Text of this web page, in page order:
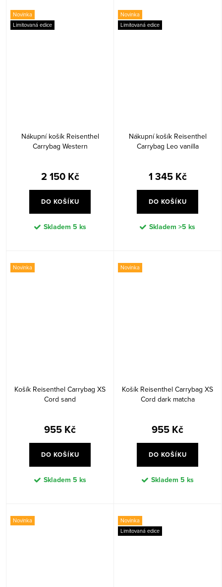
Novinka
Limitovaná edice
Nákupní košík Reisenthel
Carrybag Western
2 150 Kč
DO KOŠÍKU
Skladem 5 ks
Novinka
Limitovaná edice
Nákupní košík Reisenthel
Carrybag Leo vanilla
1 345 Kč
DO KOŠÍKU
Skladem >5 ks
Novinka
Košík Reisenthel Carrybag XS
Cord sand
955 Kč
DO KOŠÍKU
Skladem 5 ks
Novinka
Košík Reisenthel Carrybag XS
Cord dark matcha
955 Kč
DO KOŠÍKU
Skladem 5 ks
Novinka
Novinka
Limitovaná edice